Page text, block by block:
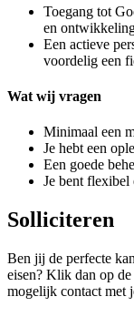
Toegang tot
en
Een actieve
voordelig een
Wat wij vragen
Minimaal een
Je hebt een
Een goede
Je bent
Solliciteren
Ben jij de perfecte
eisen? Klik dan op
mogelijk contact met